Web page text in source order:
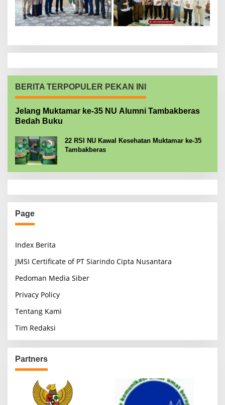
BERITA TERPOPULER PEKAN INI
Jelang Muktamar ke-35 NU Alumni Tambakberas
Bedah Buku
22 RSI NU Kawal Kesehatan Muktamar ke-35
Tambakberas
Page
Index Berita
JMSI Certificate of PT Siarindo Cipta Nusantara
Pedoman Media Siber
Privacy Policy
Tentang Kami
Tim Redaksi
Partners